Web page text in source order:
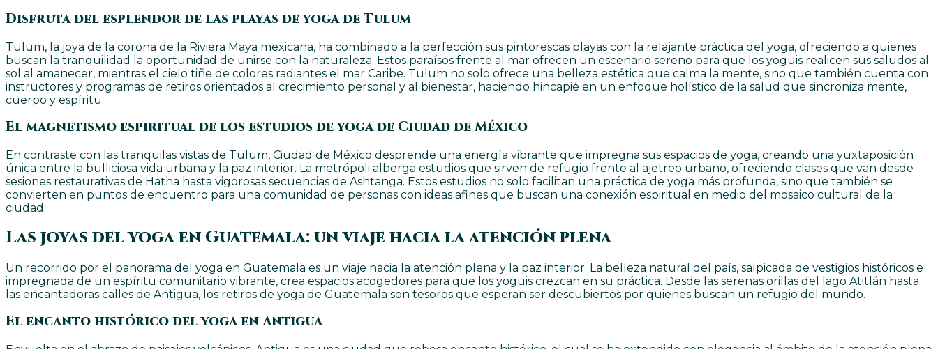
Disfruta del esplendor de las playas de yoga de Tulum
Tulum, la joya de la corona de la Riviera Maya mexicana, ha combinado a la perfección sus pintorescas playas con la relajante práctica del yoga, ofreciendo a quienes
buscan la tranquilidad la oportunidad de unirse con la naturaleza. Estos paraísos frente al mar ofrecen un escenario sereno para que los yoguis realicen sus saludos al
sol al amanecer, mientras el cielo tiñe de colores radiantes el mar Caribe. Tulum no solo ofrece una belleza estética que calma la mente, sino que también cuenta con
instructores y programas de retiros orientados al crecimiento personal y al bienestar, haciendo hincapié en un enfoque holístico de la salud que sincroniza mente,
cuerpo y espíritu.
El magnetismo espiritual de los estudios de yoga de Ciudad de México
En contraste con las tranquilas vistas de Tulum, Ciudad de México desprende una energía vibrante que impregna sus espacios de yoga, creando una yuxtaposición
única entre la bulliciosa vida urbana y la paz interior. La metrópoli alberga estudios que sirven de refugio frente al ajetreo urbano, ofreciendo clases que van desde
sesiones restaurativas de Hatha hasta vigorosas secuencias de Ashtanga. Estos estudios no solo facilitan una práctica de yoga más profunda, sino que también se
convierten en puntos de encuentro para una comunidad de personas con ideas afines que buscan una conexión espiritual en medio del mosaico cultural de la
ciudad.
Las joyas del yoga en Guatemala: un viaje hacia la atención plena
Un recorrido por el panorama del yoga en Guatemala es un viaje hacia la atención plena y la paz interior. La belleza natural del país, salpicada de vestigios históricos e
impregnada de un espíritu comunitario vibrante, crea espacios acogedores para que los yoguis crezcan en su práctica. Desde las serenas orillas del lago Atitlán hasta
las encantadoras calles de Antigua, los retiros de yoga de Guatemala son tesoros que esperan ser descubiertos por quienes buscan un refugio del mundo.
El encanto histórico del yoga en Antigua